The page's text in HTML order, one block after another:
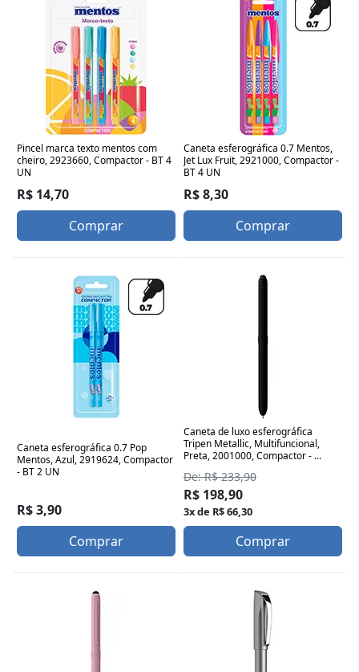
Pincel marca texto mentos com
cheiro, 2923660, Compactor - BT 4
UN
R$ 14,70
Comprar
Caneta esferográfica 0.7 Mentos,
Jet Lux Fruit, 2921000, Compactor -
BT 4 UN
R$ 8,30
Comprar
Caneta esferográfica 0.7 Pop
Mentos, Azul, 2919624, Compactor
- BT 2 UN
R$ 3,90
Comprar
Caneta de luxo esferográfica
Tripen Metallic, Multifuncional,
Preta, 2001000, Compactor - ...
De: R$ 233,90
R$ 198,90
3x de R$ 66,30
Comprar